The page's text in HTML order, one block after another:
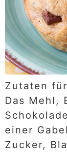
Zutaten
Das Mehl,
einer
Zucker,